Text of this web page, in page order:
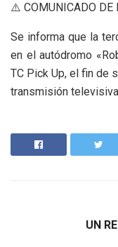
⚠️ COMUNICADO
Se informa que la
en el autódromo
TC Pick Up, el fin de
transmisión
UN